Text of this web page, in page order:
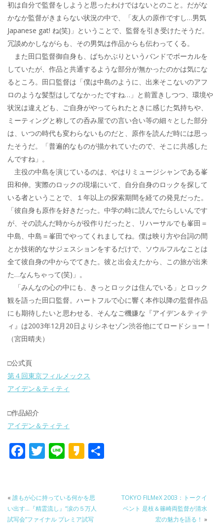
初は自分で監督をしようと思ったわけではないとのこと。だがな
かなか監督がきまらない状況の中で、「友人の原作ですし…男気
Japanese gat! ね(笑)」ということで、監督を引き受けたそうだ。
冗談めかしながらも、その男気は作品からも伝わってくる。
また田口監督御自身も、ばちかぶりというバンドでボーカルを
していたが、作品と共通するような部分が無かったのかは気にな
るところ。田口監督は「僕は中島のように、出来そこないのアフ
ロのような髪型はしてなかったですね…」と前置きしつつ、環境や
状況は違えども、ご自身がやってられたときに感じた気持ちや、
ミーティングと称しての呑み屋での言い合い等の細々とした部分
は、いつの時代も変わらないものだと、原作を読んだ時には思っ
たそうだ。「普遍的なものが描かれていたので、そこに共感した
んですね」。
主役の中島を演じているのは、やはりミュージシャンである峯
田和伸。実際のロックの現場にいて、自分自身のロックを探して
いる者ということで、１年以上の探索期間を経ての発見だった。
「彼自身も原作を好きだった。中学の時に読んでたらしいんです
が、その読んだ時からが役作りだったと、リハーサルでも峯田＝
中島、中島＝峯田でやってくれましてね。僕は映り方や台詞の間
とか技術的なサジェスションをするだけで、ソウルフルなことは
全て彼自身の中からでてきた。彼と出会えたから、この旅が出来
た…なんちゃって(笑)」。
「みんなの心の中にも、きっとロックは住んでいる」とロック
観を語った田口監督。ハートフルで心に響く本作以降の監督作品
にも期待したいと思わせる、そんなご機嫌な『アイデン＆ティテ
ィ』は2003年12月20日よりシネセゾン渋谷他にてロードショー！
（宮田晴夫）
□公式頁
第４回東京フィルメックス
アイデン＆ティティ
□作品紹介
アイデン＆ティティ
F
b
o
T
er
Li K
a
o
« 誰もが心に持っている何かを思
い出す…『精霊流し』“涙の５万人
試写会”ファイナル プレミア試写
TOKYO FILMeX 2003：トークイ
ベント 是枝＆篠崎両監督が清水
宏の魅力を語る！ »